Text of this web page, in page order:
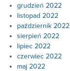
grudzień 2022
listopad 2022
październik 2022
sierpień 2022
lipiec 2022
czerwiec 2022
maj 2022